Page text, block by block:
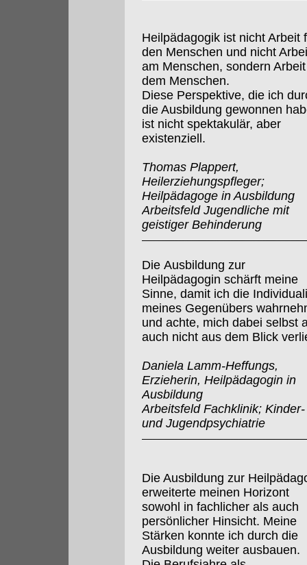
Heilpädagogik ist nicht Arbeit
den Menschen und nicht
am Menschen, sondern
dem Menschen.
Diese Perspektive, die ich
die Ausbildung gewonnen
ist nicht spektakulär, aber
existenziell.
Thomas Plappert,
Heilerziehungspfleger;
Heilpädagoge in Ausbildung
Arbeitsfeld Jugendliche mit
geistiger Behinderung
Die Ausbildung zur
Heilpädagogin schärft meine
Sinne, damit ich die
meines Gegenübers
und achte, mich dabei selbst
auch nicht aus dem Blick
Daniela Lamm-Heffungs,
Erzieherin, Heilpädagogin in
Ausbildung
Arbeitsfeld Fachklinik; Kinder-
und Jugendpsychiatrie
Die Ausbildung zur
erweiterte meinen Horizont
sowohl in fachlicher als auch
persönlicher Hinsicht. Meine
Stärken konnte ich durch die
Ausbildung weiter ausbauen.